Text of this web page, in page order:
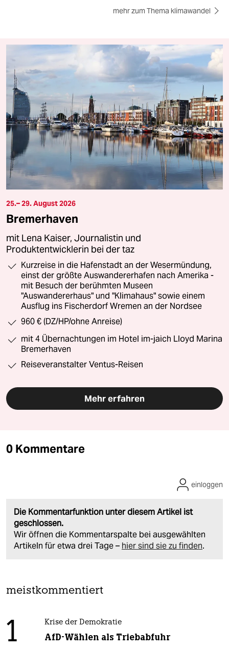
mehr zum Thema klimawandel
25.– 29. August 2026
Bremerhaven
mit Lena Kaiser, Journalistin und
Produktentwicklerin bei der taz
Kurzreise in die Hafenstadt an der Wesermündung,
einst der größte Auswandererhafen nach Amerika -
mit Besuch der berühmten Museen
"Auswandererhaus" und "Klimahaus" sowie einem
Ausflug ins Fischerdorf Wremen an der Nordsee
960 € (DZ/HP/ohne Anreise)
mit 4 Übernachtungen im Hotel im-jaich Lloyd Marina
Bremerhaven
Reiseveranstalter Ventus-Reisen
Mehr erfahren
0 Kommentare
Die Kommentarfunktion unter diesem Artikel ist
geschlossen.
Wir öffnen die Kommentarspalte bei ausgewählten
Artikeln für etwa drei Tage – hier sind sie zu finden.
einloggen
meistkommentiert
1 Krise der Demokratie
AfD-Wählen als Triebabfuhr